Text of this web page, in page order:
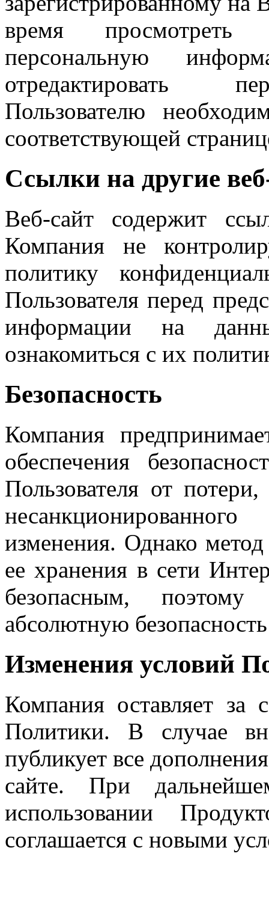
время просмотреть
персональную
отредактировать
Пользователю
соответствующей
Ссылки на другие
Веб-сайт содержит
Компания не
политику
Пользователя перед
информации на
ознакомиться с их
Безопасность
Компания
обеспечения
Пользователя от
изменения. Однако
ее хранения в сети
безопасным,
абсолютную
Изменения условий
Компания оставляет за
Политики. В случае
публикует все
сайте. При
использовании
соглашается с новыми